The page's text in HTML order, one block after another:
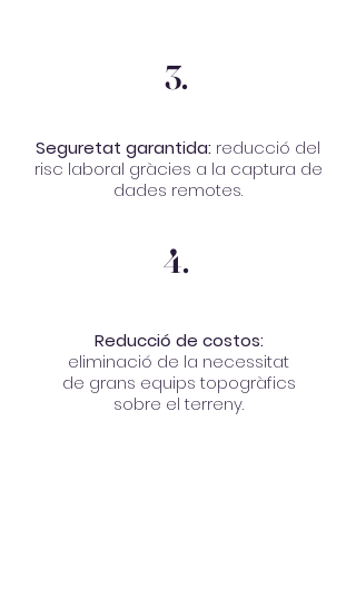
3.
Seguretat garantida: reducció del
risc laboral gràcies a la captura de
dades remotes.
4.
Reducció de costos:
eliminació de la necessitat
de grans equips topogràfics
sobre el terreny.